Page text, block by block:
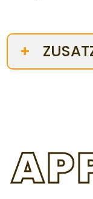
+
Zusätzliche
(Anschlüsse)